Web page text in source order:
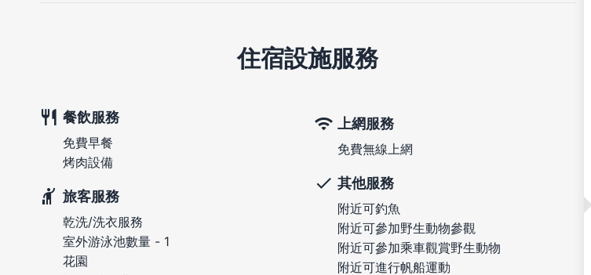
住宿設施服務
餐飲服務
免費早餐
烤肉設備
旅客服務
乾洗/洗衣服務
室外游泳池數量 - 1
花園
上網服務
免費無線上網
其他服務
附近可釣魚
附近可參加野生動物參觀
附近可參加乘車觀賞野生動物
附近可進行帆船運動